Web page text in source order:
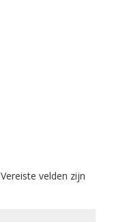
Vereiste velden zijn